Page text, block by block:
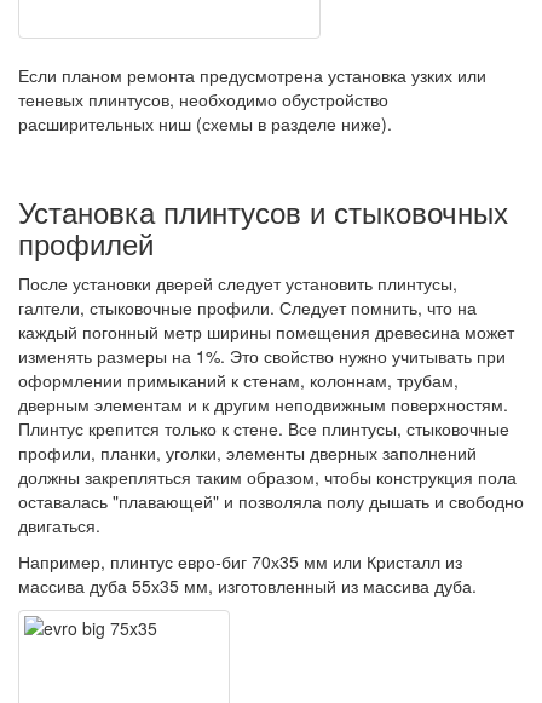
Если планом ремонта предусмотрена установка узких или
теневых плинтусов, необходимо обустройство
расширительных ниш (схемы в разделе ниже).
Установка плинтусов и стыковочных
профилей
После установки дверей следует установить плинтусы,
галтели, стыковочные профили. Следует помнить, что на
каждый погонный метр ширины помещения древесина может
изменять размеры на 1%. Это свойство нужно учитывать при
оформлении примыканий к стенам, колоннам, трубам,
дверным элементам и к другим неподвижным поверхностям.
Плинтус крепится только к стене. Все плинтусы, стыковочные
профили, планки, уголки, элементы дверных заполнений
должны закрепляться таким образом, чтобы конструкция пола
оставалась "плавающей" и позволяла полу дышать и свободно
двигаться.
Например, плинтус евро-биг 70х35 мм или Кристалл из
массива дуба 55х35 мм, изготовленный из массива дуба.